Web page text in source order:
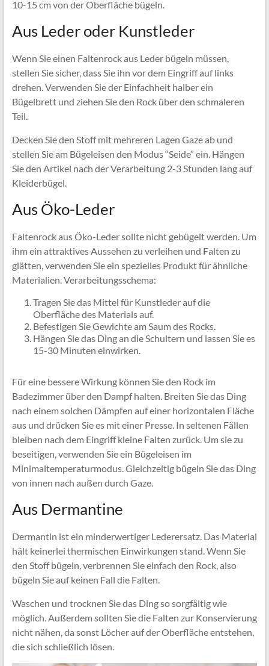
10-15 cm von der Oberfläche bügeln.
Aus Leder oder Kunstleder
Wenn Sie einen Faltenrock aus Leder bügeln müssen,
stellen Sie sicher, dass Sie ihn vor dem Eingriff auf links
drehen. Verwenden Sie der Einfachheit halber ein
Bügelbrett und ziehen Sie den Rock über den schmaleren
Teil.
Decken Sie den Stoff mit mehreren Lagen Gaze ab und
stellen Sie am Bügeleisen den Modus “Seide” ein. Hängen
Sie den Artikel nach der Verarbeitung 2-3 Stunden lang auf
Kleiderbügel.
Aus Öko-Leder
Faltenrock aus Öko-Leder sollte nicht gebügelt werden. Um
ihm ein attraktives Aussehen zu verleihen und Falten zu
glätten, verwenden Sie ein spezielles Produkt für ähnliche
Materialien. Verarbeitungsschema:
Tragen Sie das Mittel für Kunstleder auf die
Oberfläche des Materials auf.
Befestigen Sie Gewichte am Saum des Rocks.
Hängen Sie das Ding an die Schultern und lassen Sie es
15-30 Minuten einwirken.
Für eine bessere Wirkung können Sie den Rock im
Badezimmer über den Dampf halten. Breiten Sie das Ding
nach einem solchen Dämpfen auf einer horizontalen Fläche
aus und drücken Sie es mit einer Presse. In seltenen Fällen
bleiben nach dem Eingriff kleine Falten zurück. Um sie zu
beseitigen, verwenden Sie ein Bügeleisen im
Minimaltemperaturmodus. Gleichzeitig bügeln Sie das Ding
von innen nach außen durch Gaze.
Aus Dermantine
Dermantin ist ein minderwertiger Lederersatz. Das Material
hält keinerlei thermischen Einwirkungen stand. Wenn Sie
den Stoff bügeln, verbrennen Sie einfach den Rock, also
bügeln Sie auf keinen Fall die Falten.
Waschen und trocknen Sie das Ding so sorgfältig wie
möglich. Außerdem sollten Sie die Falten zur Konservierung
nicht nähen, da sonst Löcher auf der Oberfläche entstehen,
die sich schließlich lösen.